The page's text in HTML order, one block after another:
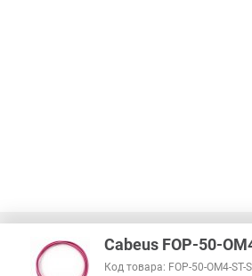
Cabeus FOP-50-
Код товара: FOP-50-OM4-ST-